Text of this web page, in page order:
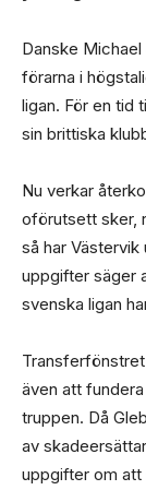
Danske
förarna i
ligan. För en tid
sin brittiska
Nu verkar
oförutsett sker,
så har
uppgifter säger
svenska ligan
Transferfönstret
även att
truppen. Då
av
uppgifter om att